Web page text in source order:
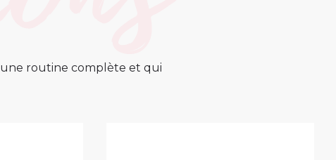
routine complète et qui